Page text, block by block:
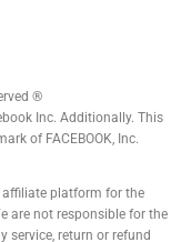
®
Inc. Additionally. This
of FACEBOOK, Inc.
affiliate platform for the
are not responsible for the
service, return or refund